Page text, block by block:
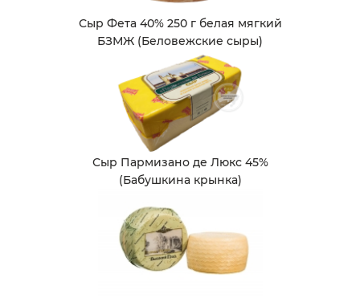
Сыр Фета 40% 250 г белая мягкий
БЗМЖ (Беловежские сыры)
Сыр Пармизано де Люкс 45%
(Бабушкина крынка)